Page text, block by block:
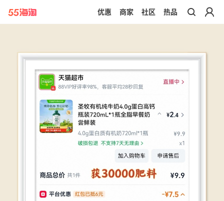
带你去官网买正品
优惠 商家 社区 热品